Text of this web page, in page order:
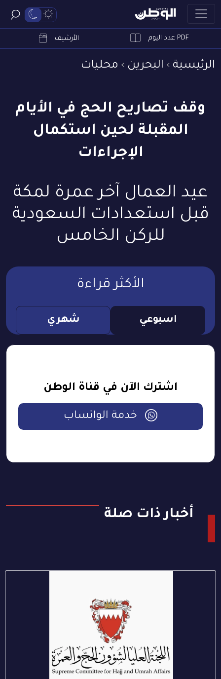
PDF عدد اليوم الأرشيف
الرئيسية البحرين محليات
وقف تصاريح الحج في الأيام
المقبلة لحين استكمال
الإجراءات
عيد العمال آخر عمرة لمكة
قبل استعدادات السعودية
للركن الخامس
الأكثر قراءة
اسبوعي شهري
اشترك الآن في قناة الوطن
خدمة الواتساب
أخبار ذات صلة